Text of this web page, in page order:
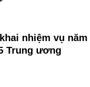
nhiệm vụ năm
Trung ương